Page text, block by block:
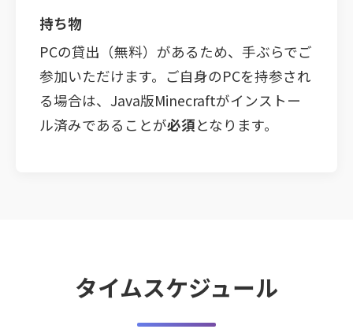
持ち物
PCの貸出（無料）があるため、手ぶらでご
参加いただけます。ご自身のPCを持参され
る場合は、Java版Minecraftがインストー
ル済みであることが必須となります。
タイムスケジュール